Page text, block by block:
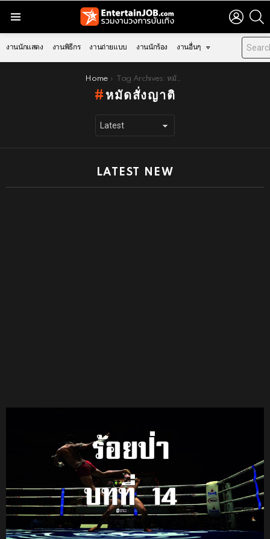
LOGIN
งานนักแสดง งานพิธีกร งานถ่ายแบบ งานนักร้อง งานอื่นๆ
Home Tag Archives: หมัดสั่งญาติ
หมัดสั่งญาติ
LATEST NEW